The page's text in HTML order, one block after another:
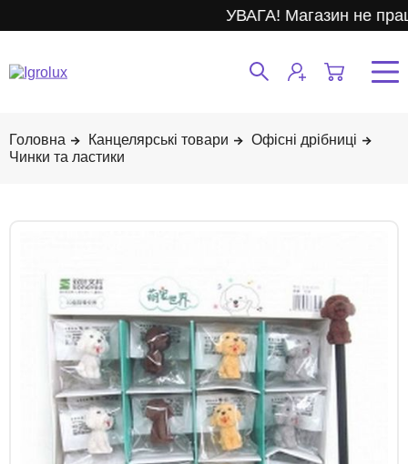
УВАГА! Магазин не
Канцелярські товари
Офісні дрібниці
Чинки та ластики